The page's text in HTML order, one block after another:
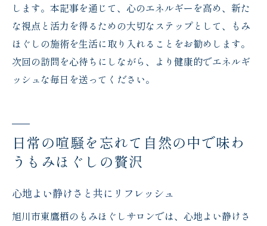
します。本記事を通じて、心のエネルギーを高め、新た
な視点と活力を得るための大切なステップとして、もみ
ほぐしの施術を生活に取り入れることをお勧めします。
次回の訪問を心待ちにしながら、より健康的でエネルギ
ッシュな毎日を送ってください。
日常の喧騒を忘れて自然の中で味わ
うもみほぐしの贅沢
心地よい静けさと共にリフレッシュ
旭川市東鷹栖のもみほぐしサロンでは、心地よい静けさ